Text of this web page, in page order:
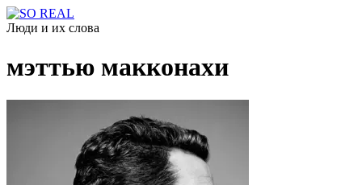
Люди и их слова
мэттью макконахи